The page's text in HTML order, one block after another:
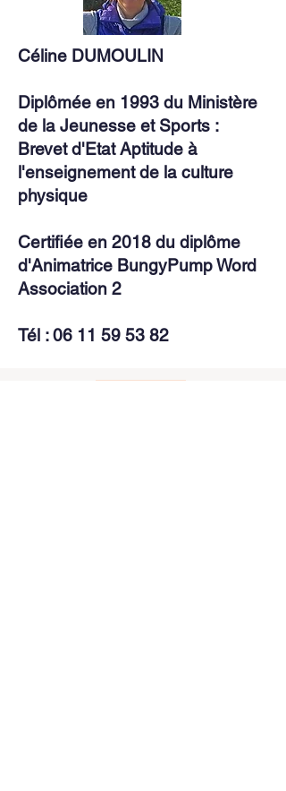
Céline DUMOULIN
Diplômée en 1993 du Ministère
de la Jeunesse et Sports :
Brevet d'Etat Aptitude à
l'enseignement de la culture
physique
Certifiée en 2018 du diplôme
d'Animatrice BungyPump Word
Association 2
Tél :06 11 59 53 82